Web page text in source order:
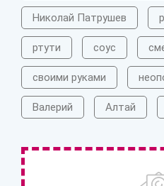
Николай Патрушев
ртути соус
своими руками
Валерий Алтай